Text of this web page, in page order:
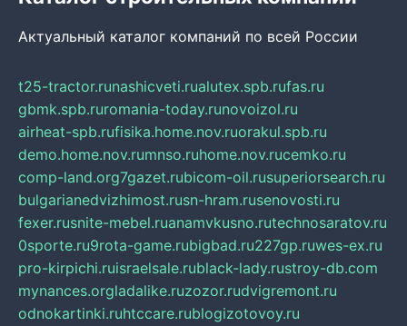
Актуальный каталог компаний по всей России
t25-tractor.runashicveti.rualutex.spb.rufas.ru
gbmk.spb.ruromania-today.runovoizol.ru
airheat-spb.rufisika.home.nov.ruorakul.spb.ru
demo.home.nov.rumnso.ruhome.nov.rucemko.ru
comp-land.org7gazet.rubicom-oil.rusuperiorsearch.ru
bulgarianedvizhimost.rusn-hram.rusenovosti.ru
fexer.rusnite-mebel.ruanamvkusno.rutechnosaratov.ru
0sporte.ru9rota-game.rubigbad.ru227gp.ruwes-ex.ru
pro-kirpichi.ruisraelsale.rublack-lady.rustroy-db.com
mynances.orgladalike.ruzozor.rudvigremont.ru
odnokartinki.ruhtccare.rublogizotovoy.ru